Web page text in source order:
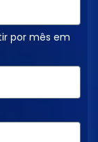
por mês em